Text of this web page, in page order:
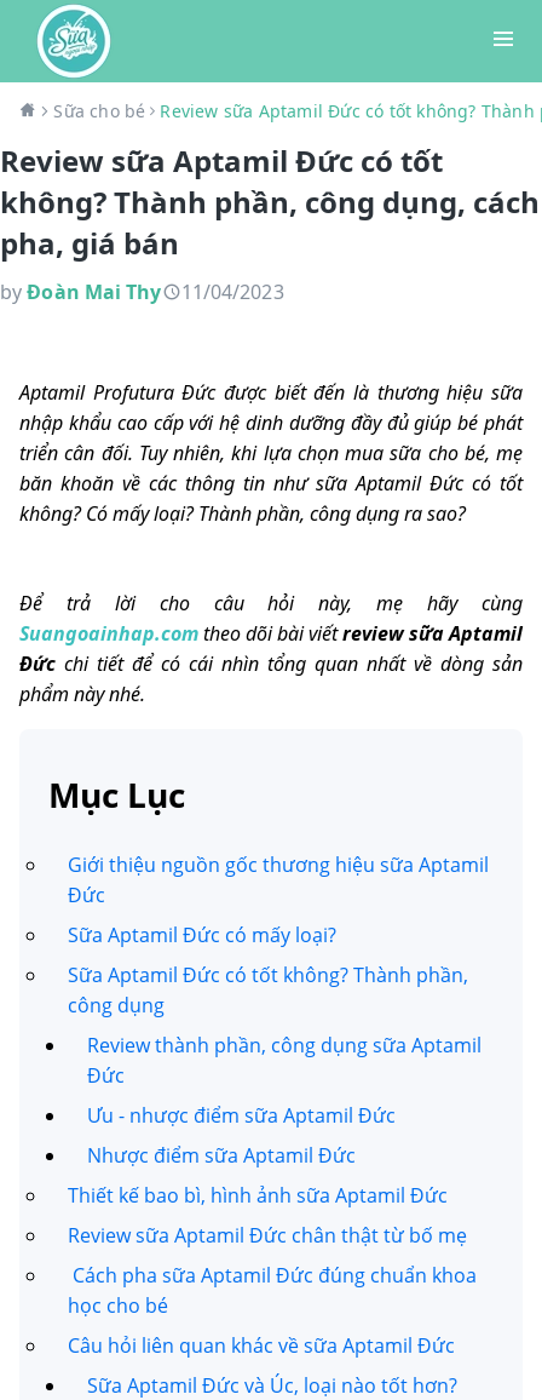
Sữa cho bé Review sữa Aptamil Đức có tốt không?
Review sữa Aptamil Đức có tốt
không? Thành phần, công dụng, cách
pha, giá bán
byĐoàn Mai Thy 11/04/2023
Aptamil Profutura Đức được biết đến là thương hiệu sữa
nhập khẩu cao cấp với hệ dinh dưỡng đầy đủ giúp bé phát
triển cân đối. Tuy nhiên, khi lựa chọn mua sữa cho bé, mẹ
băn khoăn về các thông tin như sữa Aptamil Đức có tốt
không? Có mấy loại? Thành phần, công dụng ra sao?
Để trả lời cho câu hỏi này, mẹ hãy cùng
Suangoainhap.comtheo dõi bài viếtreview sữa Aptamil
Đức chi tiết để có cái nhìn tổng quan nhất về dòng sản
phẩm này nhé.
Mục Lục
Giới thiệu nguồn gốc thương hiệu sữa Aptamil
Đức
Sữa Aptamil Đức có mấy loại?
Sữa Aptamil Đức có tốt không? Thành phần,
công dụng
Review thành phần, công dụng sữa Aptamil
Đức
Ưu - nhược điểm sữa Aptamil Đức
Nhược điểm sữa Aptamil Đức
Thiết kế bao bì, hình ảnh sữa Aptamil Đức
Review sữa Aptamil Đức chân thật từ bố mẹ
Cách pha sữa Aptamil Đức đúng chuẩn khoa
học cho bé
Câu hỏi liên quan khác về sữa Aptamil Đức
Sữa Aptamil Đức và Úc, loại nào tốt hơn?